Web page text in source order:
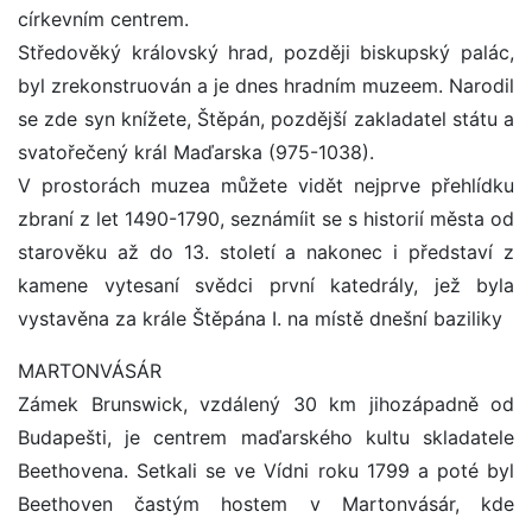
církevním centrem.
Středověký královský hrad, později biskupský palác,
byl zrekonstruován a je dnes hradním muzeem. Narodil
se zde syn knížete, Štěpán, pozdější zakladatel státu a
svatořečený král Maďarska (975-1038).
V prostorách muzea můžete vidět nejprve přehlídku
zbraní z let 1490-1790, seznámíit se s historií města od
starověku až do 13. století a nakonec i představí z
kamene vytesaní svědci první katedrály, jež byla
vystavěna za krále Štěpána I. na místě dnešní baziliky
MARTONVÁSÁR
Zámek Brunswick, vzdálený 30 km jihozápadně od
Budapešti, je centrem maďarského kultu skladatele
Beethovena. Setkali se ve Vídni roku 1799 a poté byl
Beethoven častým hostem v Martonvásár, kde